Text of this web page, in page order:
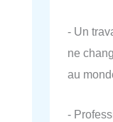
- Un
ne
au
-